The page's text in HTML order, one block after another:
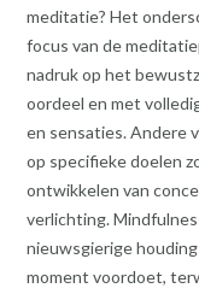
meditatie? Het
focus van de
nadruk op het
oordeel en met
en sensaties. Andere
op specifieke doelen
ontwikkelen van
verlichting.
nieuwsgierige
moment voordoet,